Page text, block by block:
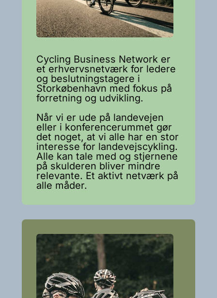
Cycling Business Network er
et erhvervsnetværk for ledere
og beslutningstagere i
Storkøbenhavn med fokus på
forretning og udvikling.
Når vi er ude på landevejen
eller i konferencerummet gør
det noget, at vi alle har en stor
interesse for landevejscykling.
Alle kan tale med og stjernene
på skulderen bliver mindre
relevante. Et aktivt netværk på
alle måder.